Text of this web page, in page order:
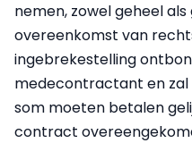
nemen, zowel geheel als
overeenkomst van
ingebrekestelling
medecontractant en
som moeten betalen
contract